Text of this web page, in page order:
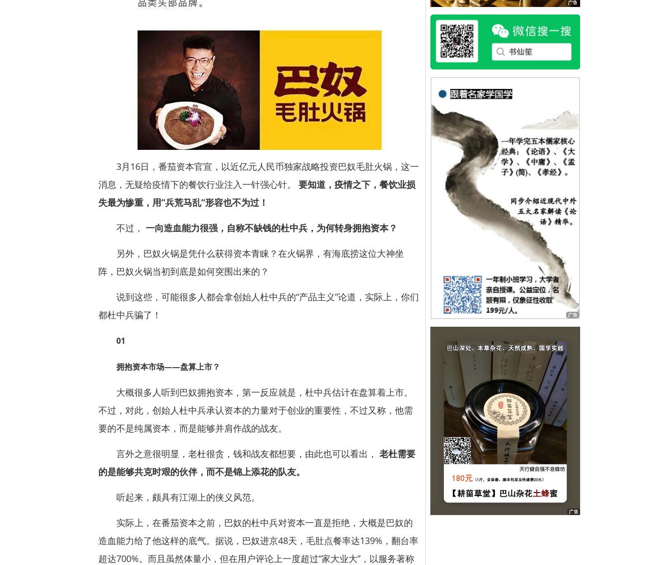
3月16日，番茄资本官宣，以近亿元人民币独家战略投资巴奴毛肚火锅，这一
消息，无疑给疫情下的餐饮行业注入一针强心针。
要知道，疫情之下，餐饮业损
失最为惨重，用”兵荒马乱”形容也不为过！
不过， 一向造血能力很强，自称不缺钱的杜中兵，为何转身拥抱资本？
另外，巴奴火锅是凭什么获得资本青睐？在火锅界，有海底捞这位大神坐
阵，巴奴火锅当初到底是如何突围出来的？
说到这些，可能很多人都会拿创始人杜中兵的“产品主义”论道，实际上，你们
都杜中兵骗了！
01
拥抱资本市场——盘算上市？
大概很多人听到巴奴拥抱资本，第一反应就是，杜中兵估计在盘算着上市。
不过，对此，创始人杜中兵承认资本的力量对于创业的重要性，不过又称，他需
要的不是纯属资本，而是能够并肩作战的战友。
言外之意很明显，老杜很贪，钱和战友都想要，由此也可以看出， 老杜需要
的是能够共克时艰的伙伴，而不是锦上添花的队友。
听起来，颇具有江湖上的侠义风范。
实际上，在番茄资本之前，巴奴的杜中兵对资本一直是拒绝，大概是巴奴的
造血能力给了他这样的底气。据说，巴奴进京48天，毛肚点餐率达139%，翻台率
超达700%。而且虽然体量小，但在用户评论上一度超过“家大业大”，以服务著称